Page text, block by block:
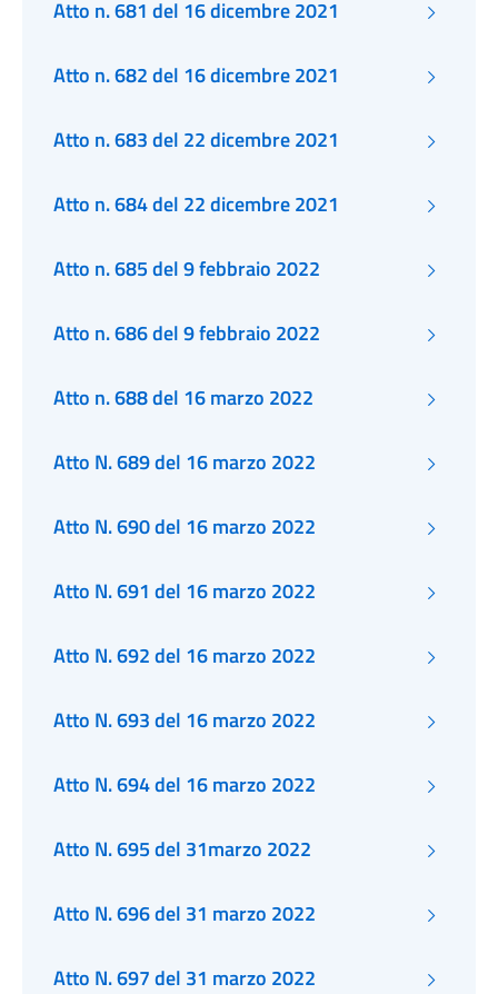
Atto n. 681 del 16 dicembre 2021
Atto n. 682 del 16 dicembre 2021
Atto n. 683 del 22 dicembre 2021
Atto n. 684 del 22 dicembre 2021
Atto n. 685 del 9 febbraio 2022
Atto n. 686 del 9 febbraio 2022
Atto n. 688 del 16 marzo 2022
Atto N. 689 del 16 marzo 2022
Atto N. 690 del 16 marzo 2022
Atto N. 691 del 16 marzo 2022
Atto N. 692 del 16 marzo 2022
Atto N. 693 del 16 marzo 2022
Atto N. 694 del 16 marzo 2022
Atto N. 695 del 31marzo 2022
Atto N. 696 del 31 marzo 2022
Atto N. 697 del 31 marzo 2022